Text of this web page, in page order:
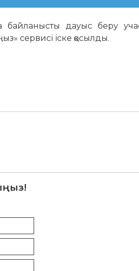
дауыс беру
сервисі іске қосылды.